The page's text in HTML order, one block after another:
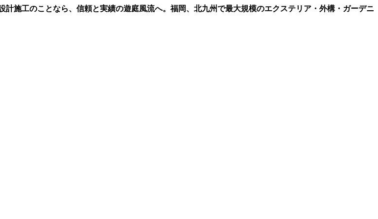
施工のことなら、信頼と実績の遊庭風流へ。福岡、北九州で最大規模のエクステリア・外構・ガーデニ